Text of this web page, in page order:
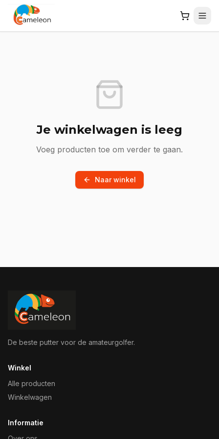
Je winkelwagen is leeg
Voeg producten toe om verder te gaan.
Naar winkel
De beste putter voor de amateurgolfer.
Winkel
Alle producten
Winkelwagen
Informatie